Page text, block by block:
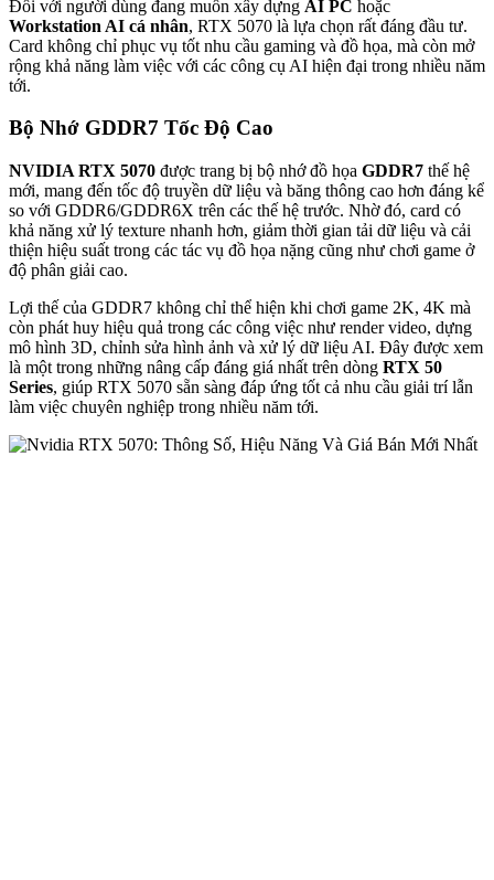
Đối với người dùng đang muốn xây dựng AI PC hoặc
Workstation AI cá nhân, RTX 5070 là lựa chọn rất đáng đầu tư.
Card không chỉ phục vụ tốt nhu cầu gaming và đồ họa, mà còn mở
rộng khả năng làm việc với các công cụ AI hiện đại trong nhiều năm
tới.
Bộ Nhớ GDDR7 Tốc Độ Cao
NVIDIA RTX 5070 được trang bị bộ nhớ đồ họa GDDR7 thế hệ
mới, mang đến tốc độ truyền dữ liệu và băng thông cao hơn đáng kể
so với GDDR6/GDDR6X trên các thế hệ trước. Nhờ đó, card có
khả năng xử lý texture nhanh hơn, giảm thời gian tải dữ liệu và cải
thiện hiệu suất trong các tác vụ đồ họa nặng cũng như chơi game ở
độ phân giải cao.
Lợi thế của GDDR7 không chỉ thể hiện khi chơi game 2K, 4K mà
còn phát huy hiệu quả trong các công việc như render video, dựng
mô hình 3D, chỉnh sửa hình ảnh và xử lý dữ liệu AI. Đây được xem
là một trong những nâng cấp đáng giá nhất trên dòng RTX 50
Series, giúp RTX 5070 sẵn sàng đáp ứng tốt cả nhu cầu giải trí lẫn
làm việc chuyên nghiệp trong nhiều năm tới.